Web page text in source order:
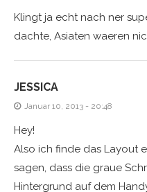
Klingt ja echt nach ner
dachte, Asiaten waeren
JESSICA
Januar 10, 2013 - 20:48
Hey!
Also ich finde das Layout
sagen, dass die graue
Hintergrund auf dem